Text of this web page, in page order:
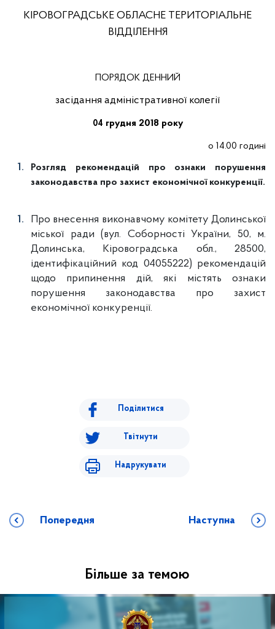
КІРОВОГРАДСЬКЕ ОБЛАСНЕ ТЕРИТОРІАЛЬНЕ
ВІДДІЛЕННЯ
ПОРЯДОК ДЕННИЙ
засідання адміністративної колегії
04 грудня 2018 року
о 14.00 годині
Розгляд рекомендацій про ознаки порушення
законодавства про захист економічної конкуренції.
Про внесення виконавчому комітету Долинської
міської ради (вул. Соборності України, 50, м.
Долинська, Кіровоградська обл., 28500,
ідентифікаційний код 04055222) рекомендацій
щодо припинення дій, які містять ознаки
порушення законодавства про захист
економічної конкуренції.
Поділитися
Твітнути
Надрукувати
Попередня Наступна
Більше за темою